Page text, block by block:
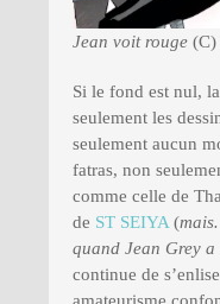
Jean voit rouge (C)
Si le fond est nul,
seulement les
seulement aucun
fatras, non
comme celle de
de ST SEIYA (
quand Jean Grey
continue de